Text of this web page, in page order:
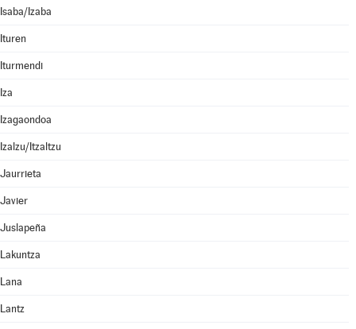
Isaba/Izaba
Ituren
Iturmendi
Iza
Izagaondoa
Izalzu/Itzaltzu
Jaurrieta
Javier
Juslapeña
Lakuntza
Lana
Lantz